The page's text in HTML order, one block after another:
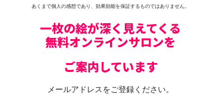
あくまで個人の感想であり、効果効能を保証するものではありません。
一枚の絵が深く見えてくる
無料オンラインサロンを
ご案内しています
メールアドレスをご登録ください。